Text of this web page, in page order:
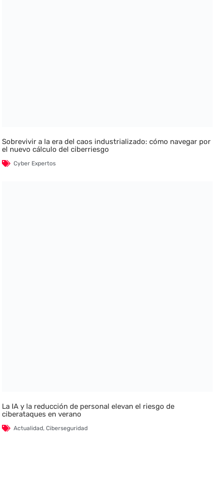
Sobrevivir a la era del caos industrializado: cómo navegar por
el nuevo cálculo del ciberriesgo
Cyber Expertos
La IA y la reducción de personal elevan el riesgo de
ciberataques en verano
Actualidad,Ciberseguridad